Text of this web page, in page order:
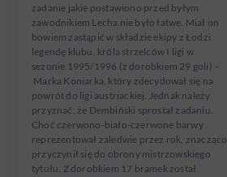
zadanie jakie postawiono przed byłym
zawodnikiem Lecha nie było łatwe. Miał on
bowiem zastąpić w składzie ekipy z Łodzi
legendę klubu, króla strzelców I ligi w
sezonie 1995/1996 (z dorobkiem 29 goli) –
Marka Koniarka, który zdecydował się na
powrót do ligi austriackiej. Jednak należy
przyznać, że Dembiński sprostał zadaniu.
Choć czerwono-biało-czerwone barwy
reprezentował zaledwie przez rok, znacząco
przyczynił się do obrony mistrzowskiego
tytułu. Z dorobkiem 17 bramek został